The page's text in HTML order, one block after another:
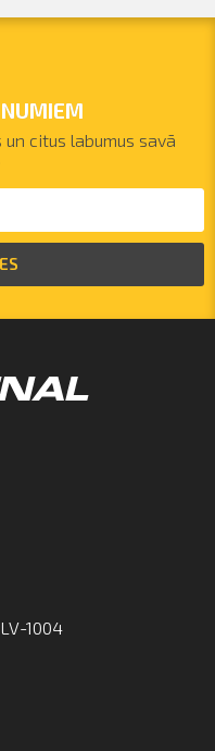
citus labumus savā
1004